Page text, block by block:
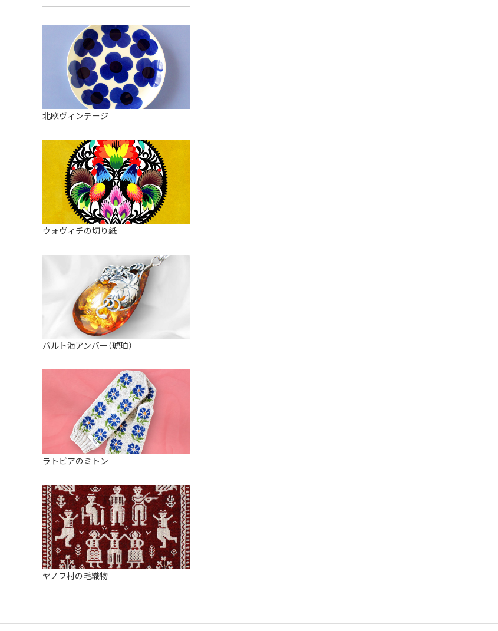
スープカップ
そば猪口・フリーカップ
ココット
薬味入れ
ミキシングボウル
すべて見る
オーナメント
クリーマー
バス・洗面用品
家具小物
小物入れ
アロマポット
バスケット
装飾用タイル・プレート
ミニチュア
天使さま
カードスタンド
マグネット
すべて見る
ペンダントトップ
すべて見る
北欧ヴィンテージ
ウォヴィチの切り紙
バルト海アンバー（琥珀）
ラトビアのミトン
ヤノフ村の毛織物